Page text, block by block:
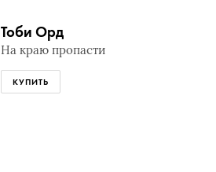
Тоби Орд
На краю пропасти
КУПИТЬ